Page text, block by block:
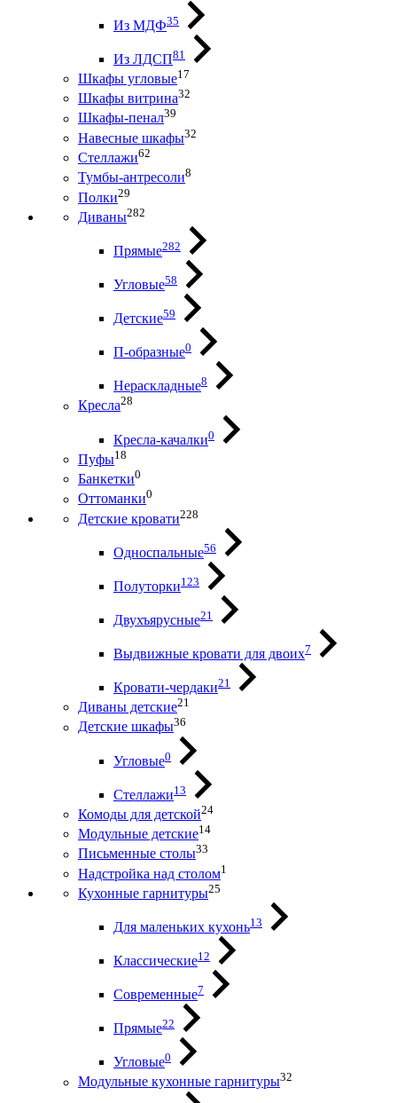
Из МДФ35
Из ЛДСП81
Шкафы угловые17
Шкафы витрина32
Шкафы-пенал39
Навесные шкафы32
Стеллажи62
Тумбы-антресоли8
Полки29
Диваны282
Прямые282
Угловые58
Детские59
П-образные0
Нераскладные8
Кресла28
Кресла-качалки0
Пуфы18
Банкетки0
Оттоманки0
Детские кровати228
Односпальные56
Полуторки123
Двухъярусные21
Выдвижные кровати для двоих7
Кровати-чердаки21
Диваны детские21
Детские шкафы36
Угловые0
Стеллажи13
Комоды для детской24
Модульные детские14
Письменные столы33
Надстройка над столом1
Кухонные гарнитуры25
Для маленьких кухонь13
Классические12
Современные7
Прямые22
Угловые0
Модульные кухонные гарнитуры32